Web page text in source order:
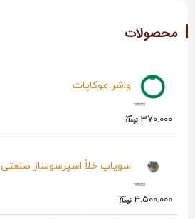
محصولات
واشر موکاپات
370.000
سوپاپ خلأ اسپرسوساز صنعتی
4.500.000